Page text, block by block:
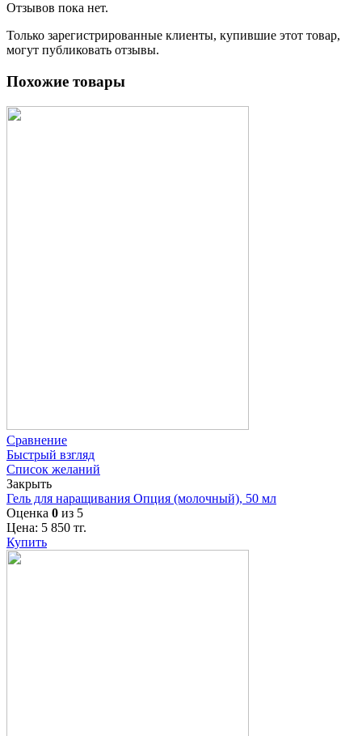
Отзывов пока нет.
Только зарегистрированные клиенты, купившие этот товар,
могут публиковать отзывы.
Похожие товары
Сравнение
Быстрый взгляд
Список желаний
Закрыть
Гель для наращивания Опция (молочный), 50 мл
Оценка 0 из 5
Цена: 5 850 тг.
Купить